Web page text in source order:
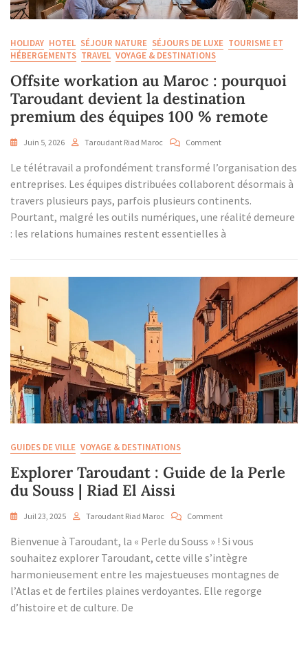
HOLIDAY HOTEL SÉJOUR NATURE SÉJOURS DE LUXE TOURISME ET
HÉBERGEMENTS TRAVEL VOYAGE & DESTINATIONS
Offsite workation au Maroc : pourquoi
Taroudant devient la destination
premium des équipes 100 % remote
Juin 5, 2026 Taroudant Riad Maroc CommentOn
Workation
Au
:
Pourquoi
Taroudant
La
Premium
Des
Équipes
100
%
Remote
Le télétravail a profondément transformé l’organisation des
entreprises. Les équipes distribuées collaborent désormais à
travers plusieurs pays, parfois plusieurs continents.
Pourtant, malgré les outils numériques, une réalité demeure
: les relations humaines restent essentielles à
GUIDES DE VILLE VOYAGE & DESTINATIONS
Explorer Taroudant : Guide de la Perle
du Souss | Riad El Aissi
Juil 23, 2025 Taroudant Riad Maroc CommentOn
Taroudant
:
De
La
Bienvenue à Taroudant, la « Perle du Souss » ! Si vous
souhaitez explorer Taroudant, cette ville s’intègre
harmonieusement entre les majestueuses montagnes de
l’Atlas et de fertiles plaines verdoyantes. Elle regorge
d’histoire et de culture. De